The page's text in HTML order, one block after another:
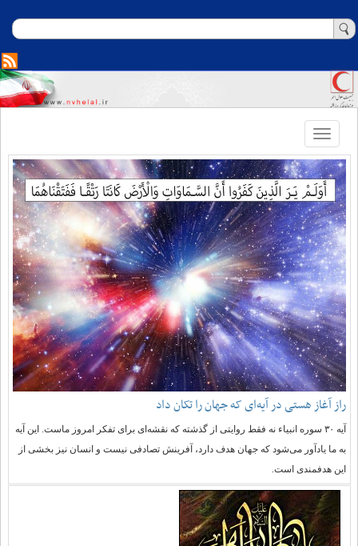
Toggle
navigation
راز آغاز هستی در آیه‌ای که جهان را تکان داد
آیه ۳۰ سوره انبیاء نه فقط روایتی از گذشته که نقشه‌ای برای تفکر امروز ماست. این آیه
به ما یادآور می‌شود که جهان هدف دارد، آفرینش تصادفی نیست و انسان نیز بخشی از
این هدفمندی است.